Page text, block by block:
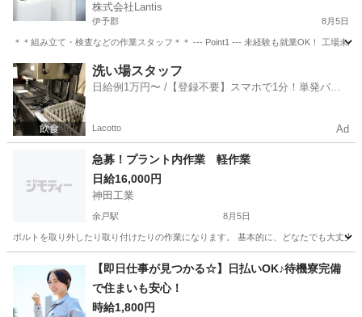
株式会社Lantis
伊予郡 8月5日
＊＊組み立て・検査などの作業スタッフ＊＊ --- Point1 --- 未経験も就業OK！ 工場未
愛媛 伊予郡 工場 スタッフ
洗い場スタッフ
日給例1万円〜 /【登録不要】スマホで1分！単発バイ
Lacotto Ad
急募！プラント内作業 軽作業
日給16,000円
神田工業
余戸駅 8月5日
ボルトを取り外したり取り付けたりの作業になります。 基本的に、どなたでも大丈
余戸駅 工場
【即日仕事が見つかる☆】日払いOK♪待機寮完備
で住まいも安心！
時給1,800円